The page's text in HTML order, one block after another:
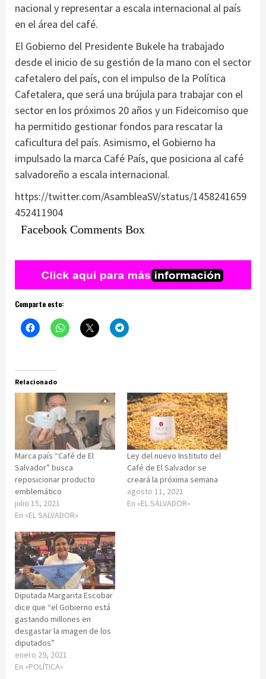
nacional y representar a escala internacional al país
en el área del café.
El Gobierno del Presidente Bukele ha trabajado
desde el inicio de su gestión de la mano con el sector
cafetalero del país, con el impulso de la Política
Cafetalera, que será una brújula para trabajar con el
sector en los próximos 20 años y un Fideicomiso que
ha permitido gestionar fondos para rescatar la
caficultura del país. Asimismo, el Gobierno ha
impulsado la marca Café País, que posiciona al café
salvadoreño a escala internacional.
https://twitter.com/AsambleaSV/status/1458241659
452411904
Facebook Comments Box
Comparte esto:
Relacionado
Marca país “Café de El
Salvador” busca
reposicionar producto
emblemático
julio 15, 2021
En «EL SALVADOR»
Ley del nuevo Instituto del
Café de El Salvador se
creará la próxima semana
agosto 11, 2021
En «EL SALVADOR»
Diputada Margarita Escobar
dice que “el Gobierno está
gastando millones en
desgastar la imagen de los
diputados”
enero 29, 2021
En «POLÍTICA»